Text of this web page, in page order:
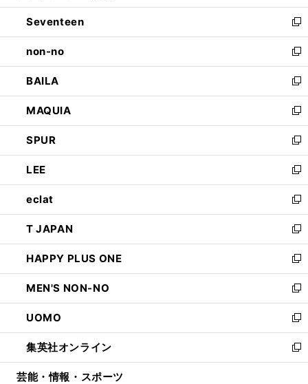
開
く
ウ
で
開
く
ン
ド
ウ
で
開
く
Seventeen
新
し
い
ウ
ィ
ン
ド
ウ
で
開
く
non-no
新
し
い
ウ
ィ
ン
ド
ウ
で
開
く
BAILA
新
し
い
ウ
ィ
ン
ド
ウ
で
開
く
MAQUIA
新
し
い
ウ
ィ
ン
ド
ウ
で
開
く
SPUR
新
し
い
ウ
ィ
ン
ド
ウ
で
開
く
LEE
新
し
い
ウ
ィ
ン
ド
ウ
で
開
く
eclat
新
し
い
ウ
ィ
ン
ド
ウ
で
開
く
T JAPAN
新
し
い
ウ
ィ
ン
ド
ウ
で
開
HAPPY PLUS ONE
新
し
い
ウ
ィ
ン
ド
ウ
MEN'S NON-NO
新
し
い
ウ
ィ
ン
UOMO
新
し
い
ウ
集英社オンライン
新
し
芸能・情報・スポーツ